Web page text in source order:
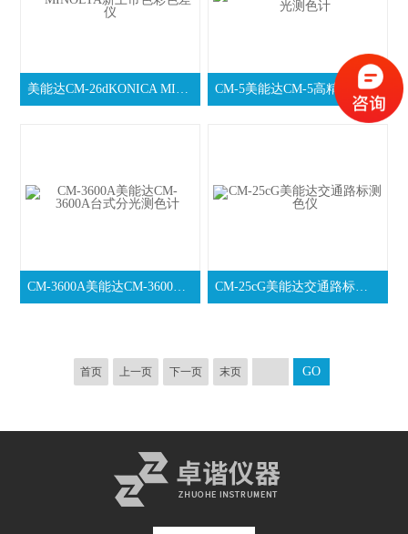
美能达CM-26dKONICA MINOLTA新上市色彩色差仪 CM-5美能达CM-5高精度分光测色计
CM-3600A美能达CM-3600A台式分光测色计 CM-25cG美能达交通路标测色仪
首页 上一页 下一页 末页